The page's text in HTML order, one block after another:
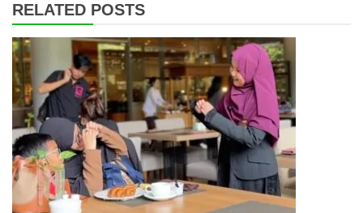
RELATED POSTS